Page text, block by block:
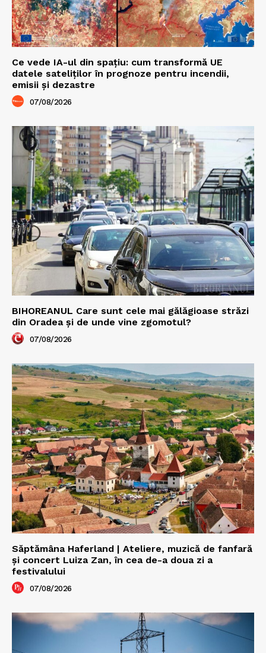
Ce vede IA-ul din spațiu: cum transformă UE
datele sateliților în prognoze pentru incendii,
emisii și dezastre
07/08/2026
BIHOREANUL Care sunt cele mai gălăgioase străzi
din Oradea și de unde vine zgomotul?
07/08/2026
Săptămâna Haferland | Ateliere, muzică de fanfară
şi concert Luiza Zan, în cea de-a doua zi a
festivalului
07/08/2026